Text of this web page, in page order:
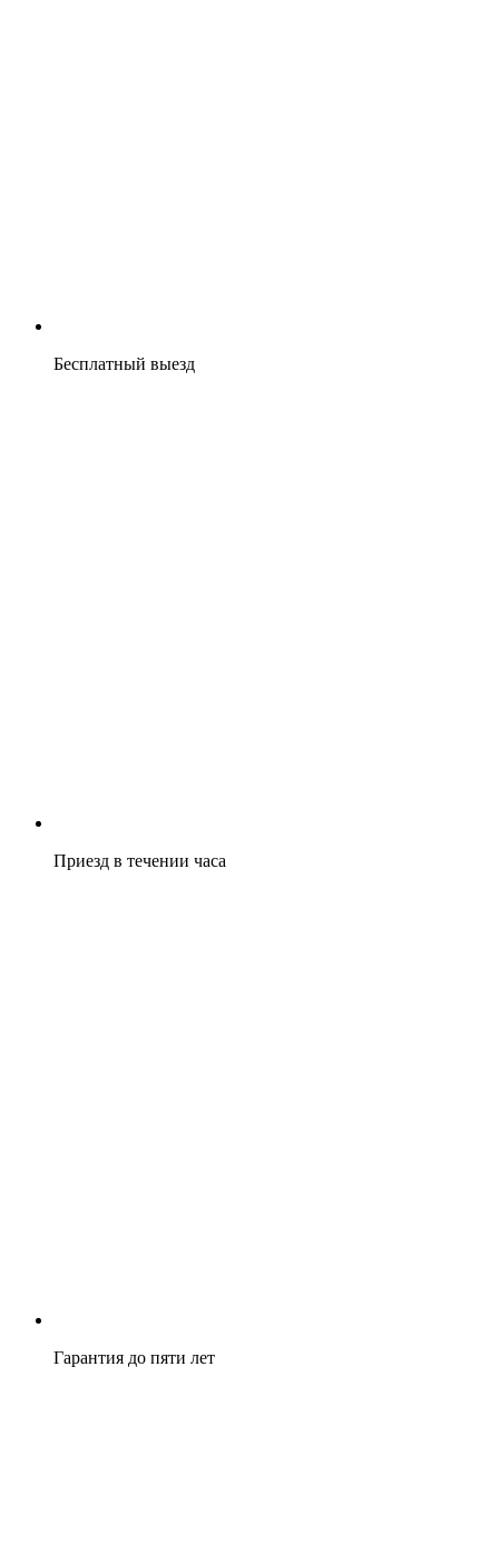
Бесплатный выезд
Приезд в течении часа
Гарантия до пяти лет